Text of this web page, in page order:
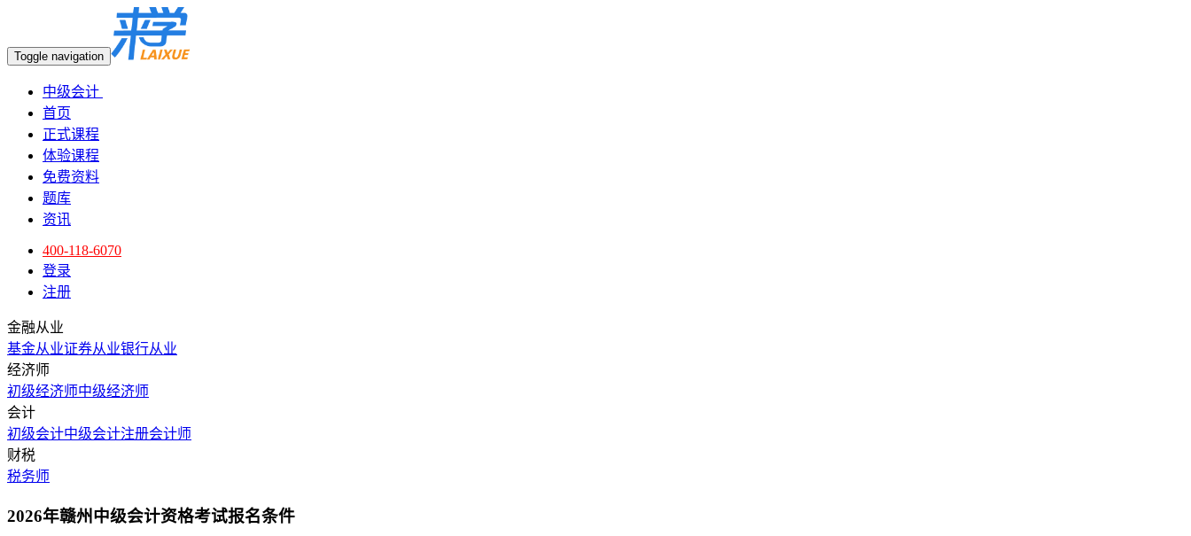
Toggle navigation
中级会计
首页
正式课程
体验课程
免费资料
题库
资讯
400-118-6070
登录
注册
金融从业
基金从业证券从业银行从业
经济师
初级经济师中级经济师
会计
初级会计中级会计注册会计师
财税
税务师
2026年赣州中级会计资格考试报名条件